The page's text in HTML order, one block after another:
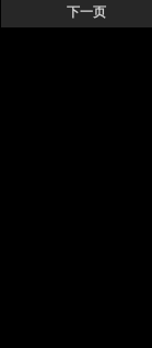
下一页